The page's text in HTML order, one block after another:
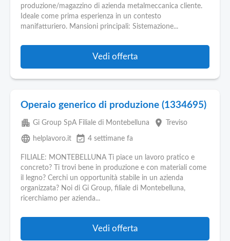
produzione/magazzino di azienda metalmeccanica cliente.
Ideale come prima esperienza in un contesto
manifatturiero. Mansioni principali: Sistemazione...
Vedi offerta
Operaio generico di produzione (1334695)
apartment Gi Group SpA Filiale di Montebelluna place Treviso
language helplavoro.it event_available 4 settimane fa
FILIALE: MONTEBELLUNA Ti piace un lavoro pratico e
concreto? Ti trovi bene in produzione e con materiali come
il legno? Cerchi un opportunità stabile in un azienda
organizzata? Noi di Gi Group, filiale di Montebelluna,
ricerchiamo per azienda...
Vedi offerta